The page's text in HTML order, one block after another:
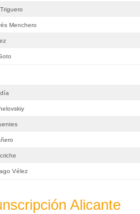
Menchero
Vélez
Alicante